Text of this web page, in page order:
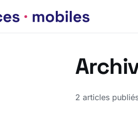
2 articles